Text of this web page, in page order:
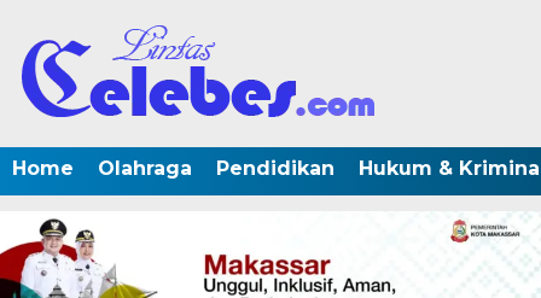
Home Olahraga Pendidikan Hukum &